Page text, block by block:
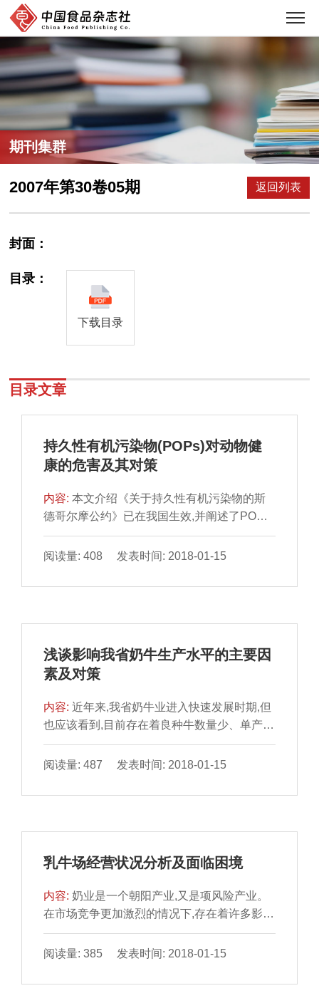
期刊集群
2007年第30卷05期 返回列表
封面：
目录：
下载目录
目录文章
持久性有机污染物(POPs)对动物健
康的危害及其对策
内容:本文介绍《关于持久性有机污染物的斯
德哥尔摩公约》已在我国生效,并阐述了POPs
的概念、性质及分类;POPs对动物危害的事
件;12种POPs对动物健康的危害以及防制对
阅读量: 408 发表时间: 2018-01-15
浅谈影响我省奶牛生产水平的主要因
素及对策
内容:近年来,我省奶牛业进入快速发展时期,但
也应该看到,目前存在着良种牛数量少、单产水
平低、利用年限短、经济效益差等问题。据
2004年统计奶牛存栏21.42万头,纯种奶牛仅2
单产仅4500kg。现根据我们多年的经验,联系
关资料报道,各科学对奶牛业发展的贡献率分
为生理与环境技术。1遗传因素纵观我省奶牛
阅读量: 487 发表时间: 2018-01-15
乳牛场经营状况分析及面临困境
内容:奶业是一个朝阳产业,又是项风险产业。
在市场竞争更加激烈的情况下,存在着许多影响
奶业生存和发展的变数。下面以上海市金山区
种畜场为例,对乳牛场的现状作短浅分析。1现
几十年牧场经营过程中所面临的诸多困难因素,
阅读量: 385 发表时间: 2018-01-15